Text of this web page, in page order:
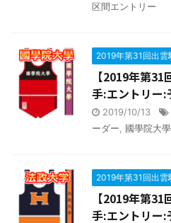
区間エントリー
2019年第31回出雲
【2019年第
手:エントリー:
2019/10/13
ーダー
國學院大學
2019年第31回出雲
【2019年第
手:エントリー: